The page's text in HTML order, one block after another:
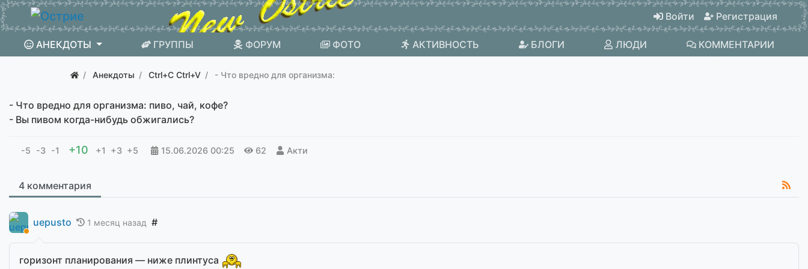
Войти Регистрация
АНЕКДОТЫ ГРУППЫ ФОРУМ ФОТО АКТИВНОСТЬ БЛОГИ ЛЮДИ КОММЕНТАРИИ
Анекдоты Ctrl+C Ctrl+V - Что вредно для организма:
- Что вредно для организма: пиво, чай, кофе?
- Вы пивом когда-нибудь обжигались?
-5 -3 -1 +10 +1 +3 +5 15.06.2026 00:25 62 Акти
4 комментария
uepusto 1 месяц назад #
горизонт планирования — ниже плинтуса